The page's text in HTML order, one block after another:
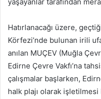
Hatırlanacağı üzere,
Körfezi’nde bulunan irili
anılan MUÇEV (Muğla
Edirne Çevre Vakfı’na
çalışmalar başlarken,
halk plajı olarak